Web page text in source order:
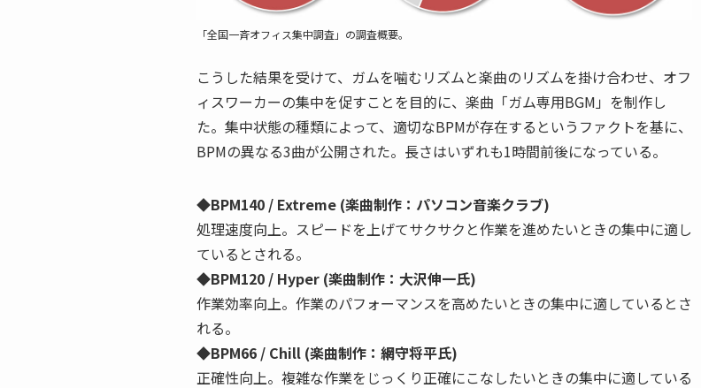
「全国一斉オフィス集中調査」の調査概要。
こうした結果を受けて、ガムを噛むリズムと楽曲のリズムを掛け合わせ、オフ
ィスワーカーの集中を促すことを目的に、楽曲「ガム専用BGM」を制作し
た。集中状態の種類によって、適切なBPMが存在するというファクトを基に、
BPMの異なる3曲が公開された。長さはいずれも1時間前後になっている。
◆BPM140 / Extreme (楽曲制作：パソコン音楽クラブ)
処理速度向上。スピードを上げてサクサクと作業を進めたいときの集中に適し
ているとされる。
◆BPM120 / Hyper (楽曲制作：大沢伸一氏)
作業効率向上。作業のパフォーマンスを高めたいときの集中に適しているとさ
れる。
◆BPM66 / Chill (楽曲制作：網守将平氏)
正確性向上。複雑な作業をじっくり正確にこなしたいときの集中に適している